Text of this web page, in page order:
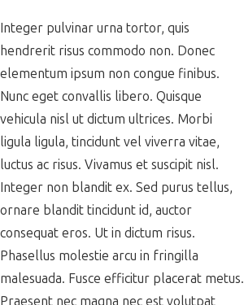
Integer pulvinar urna tortor, quis
hendrerit risus commodo non. Donec
elementum ipsum non congue finibus.
Nunc eget convallis libero. Quisque
vehicula nisl ut dictum ultrices. Morbi
ligula ligula, tincidunt vel viverra vitae,
luctus ac risus. Vivamus et suscipit nisl.
Integer non blandit ex. Sed purus tellus,
ornare blandit tincidunt id, auctor
consequat eros. Ut in dictum risus.
Phasellus molestie arcu in fringilla
malesuada. Fusce efficitur placerat metus.
Praesent nec magna nec est volutpat